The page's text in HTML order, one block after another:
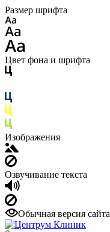
Размер шрифта
Цвет фона и шрифта
Изображения
Озвучивание текста
Обычная версия сайта